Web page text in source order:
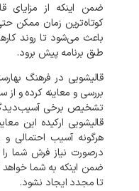
ضمن اینکه از مزایای
کوتاه‌ترین زمان ممکن
باعث می‌شود تا روند
طبق برنامه پیش برود.
قالیشویی در فرهنگ
بررسی و معاینه کرده و
تشخیص برخی
قالیشویی ارکیده این
هرگونه آسیب احتمالی
درصورت نیاز فرش شما
ضمن اینکه به شما
تا مجدد ایجاد نشود.